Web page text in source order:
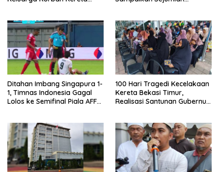
Keselamatan Lebih Dulu
Ditahan Imbang Singapura 1-
1, Timnas Indonesia Gagal
Lolos ke Semifinal Piala AFF
100 Hari Tragedi Kecelakaan
Kereta Bekasi Timur,
Realisasi Santunan Gubernur